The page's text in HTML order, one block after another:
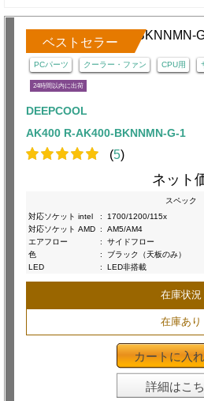
ベストセラー
PCパーツ クーラー・ファン CPU用
24時間以内に出荷
DEEPCOOL
AK400 R-AK400-BKNNMN-G-1
(5)
ネット
スペック
対応ソケット intel
:
1700/1200/115x
対応ソケット AMD :
AM5/AM4
エアフロー
:
サイドフロー
色
:
ブラック（天板のみ）
LED
: LED非搭載
在庫状況
在庫あり
カートに入
詳細はこ